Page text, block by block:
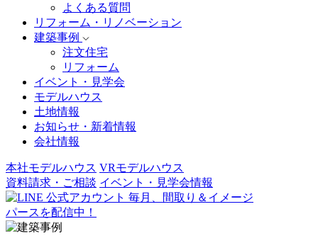
よくある質問
リフォーム・リノベーション
建築事例
注文住宅
リフォーム
イベント・見学会
モデルハウス
土地情報
お知らせ・新着情報
会社情報
本社モデルハウス VRモデルハウス
資料請求・ご相談 イベント・見学会情報
毎月、間取り＆イメージ
パースを配信中！